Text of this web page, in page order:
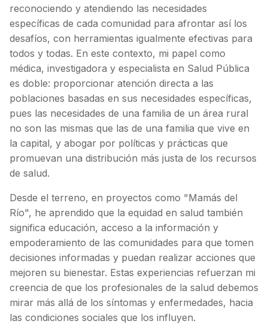
reconociendo y atendiendo las necesidades
específicas de cada comunidad para afrontar así los
desafíos, con herramientas igualmente efectivas para
todos y todas. En este contexto, mi papel como
médica, investigadora y especialista en Salud Pública
es doble: proporcionar atención directa a las
poblaciones basadas en sus necesidades específicas,
pues las necesidades de una familia de un área rural
no son las mismas que las de una familia que vive en
la capital, y abogar por políticas y prácticas que
promuevan una distribución más justa de los recursos
de salud.
Desde el terreno, en proyectos como "Mamás del
Río", he aprendido que la equidad en salud también
significa educación, acceso a la información y
empoderamiento de las comunidades para que tomen
decisiones informadas y puedan realizar acciones que
mejoren su bienestar. Estas experiencias refuerzan mi
creencia de que los profesionales de la salud debemos
mirar más allá de los síntomas y enfermedades, hacia
las condiciones sociales que los influyen.